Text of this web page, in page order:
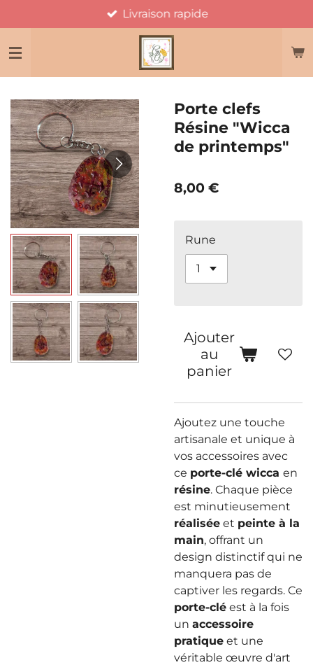
au
contenu
Livraison rapide
Porte clefs
Résine "Wicca
de printemps"
8,00 €
Rune
Ajouter
au
panier
Ajoutez une touche
artisanale et unique à
vos accessoires avec
ce porte-clé wicca en
résine. Chaque pièce
est minutieusement
réalisée et peinte à la
main, offrant un
design distinctif qui ne
manquera pas de
captiver les regards. Ce
porte-clé est à la fois
un accessoire
pratique et une
véritable œuvre d'art